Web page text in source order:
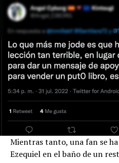
Mientras tanto, una fan se
Ezequiel en el baño de un